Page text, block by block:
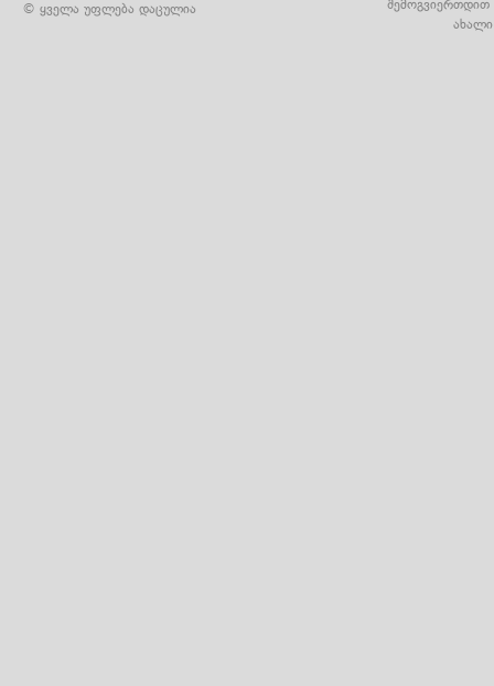
© ყველა უფლება დაცულია
შემოგვიერთდით
ახალი